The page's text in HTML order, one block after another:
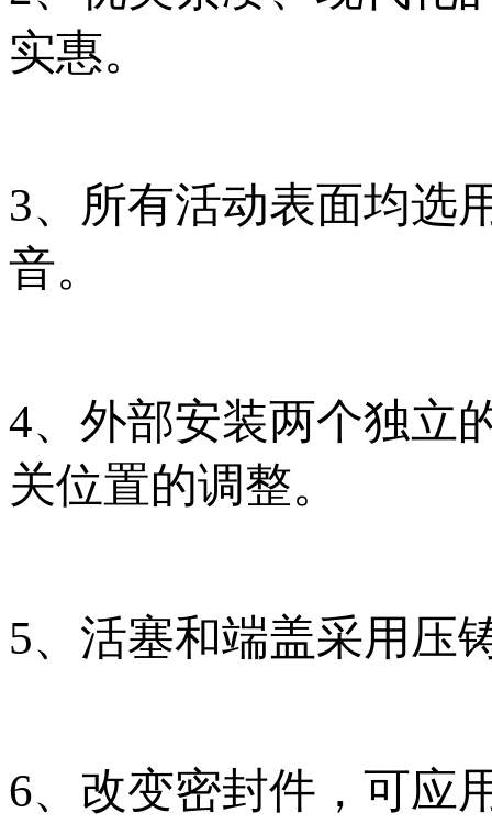
实惠。
3、所有活动表面均选
音。
4、外部安装两个独立
关位置的调整。
5、活塞和端盖采用压
6、改变密封件，可应